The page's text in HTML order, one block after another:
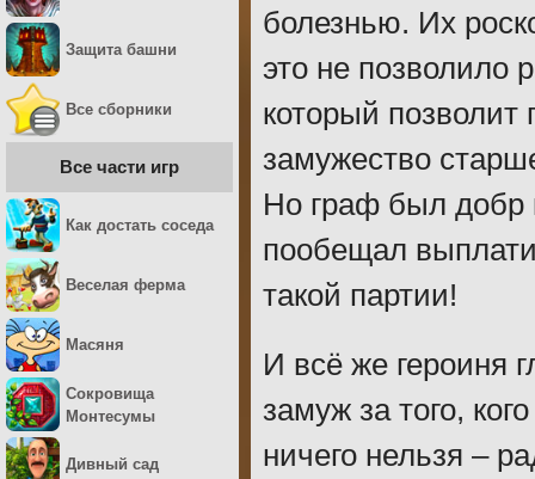
болезнью. Их
это не позволило
который
замужество
Но граф был добр
пообещал
такой партии!
И всё же героиня
замуж за того,
ничего нельзя –
Защита башни
Все сборники
Все части игр
Как достать соседа
Веселая ферма
Масяня
Сокровища
Монтесумы
Дивный сад